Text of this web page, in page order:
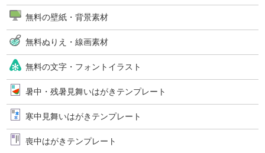
無料の壁紙・背景素材
無料ぬりえ・線画素材
無料の文字・フォントイラスト
暑中・残暑見舞いはがきテンプレート
寒中見舞いはがきテンプレート
喪中はがきテンプレート